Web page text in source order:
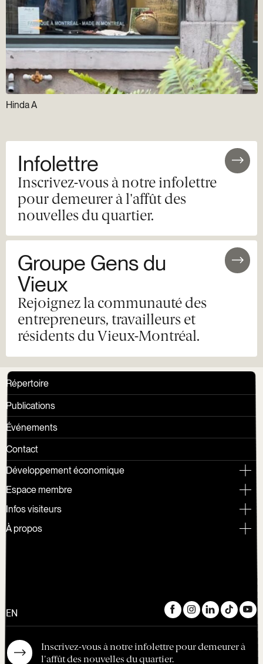
Hinda A
Infolettre
Inscrivez-vous à notre infolettre
pour demeurer à l'affût des
nouvelles du quartier.
Groupe Gens du
Vieux
Rejoignez la communauté des
entrepreneurs, travailleurs et
résidents du Vieux-Montréal.
Répertoire
Publications
Événements
Contact
Développement économique
Espace membre
Infos visiteurs
À propos
Inscrivez-vous à notre infolettre pour demeurer à
l'affût des nouvelles du quartier.
EN